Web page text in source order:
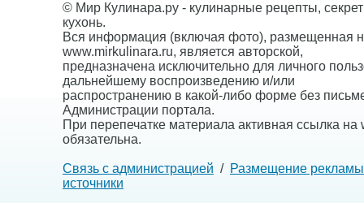
© Мир Кулинара.ру - кулинарные рецепты,
кухонь.
Вся информация (включая фото), размещенная
www.mirkulinara.ru, является авторской,
предназначена исключительно для личного
дальнейшему воспроизведению и/или
распространению в какой-либо форме без
Администрации портала.
При перепечатке материала активная ссылка на
обязательна.
Связь с администрацией / Размещение рекламы
источники